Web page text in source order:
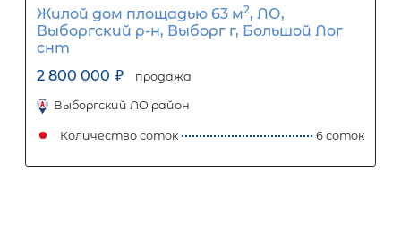
Дачный дом площадью 70 м
район, Сосновское сельское
массив Новожилово, садоводческое